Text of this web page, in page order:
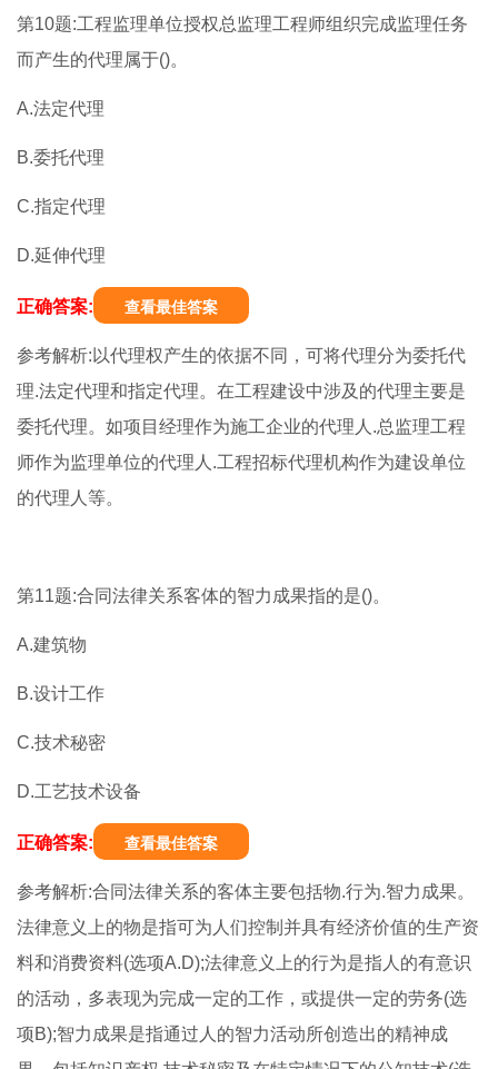
第10题:工程监理单位授权总监理工程师组织完成监理任务
而产生的代理属于()。
A.法定代理
B.委托代理
C.指定代理
D.延伸代理
正确答案: 查看最佳答案
参考解析:以代理权产生的依据不同，可将代理分为委托代
理.法定代理和指定代理。在工程建设中涉及的代理主要是
委托代理。如项目经理作为施工企业的代理人.总监理工程
师作为监理单位的代理人.工程招标代理机构作为建设单位
的代理人等。
第11题:合同法律关系客体的智力成果指的是()。
A.建筑物
B.设计工作
C.技术秘密
D.工艺技术设备
正确答案: 查看最佳答案
参考解析:合同法律关系的客体主要包括物.行为.智力成果。
法律意义上的物是指可为人们控制并具有经济价值的生产资
料和消费资料(选项A.D);法律意义上的行为是指人的有意识
的活动，多表现为完成一定的工作，或提供一定的劳务(选
项B);智力成果是指通过人的智力活动所创造出的精神成